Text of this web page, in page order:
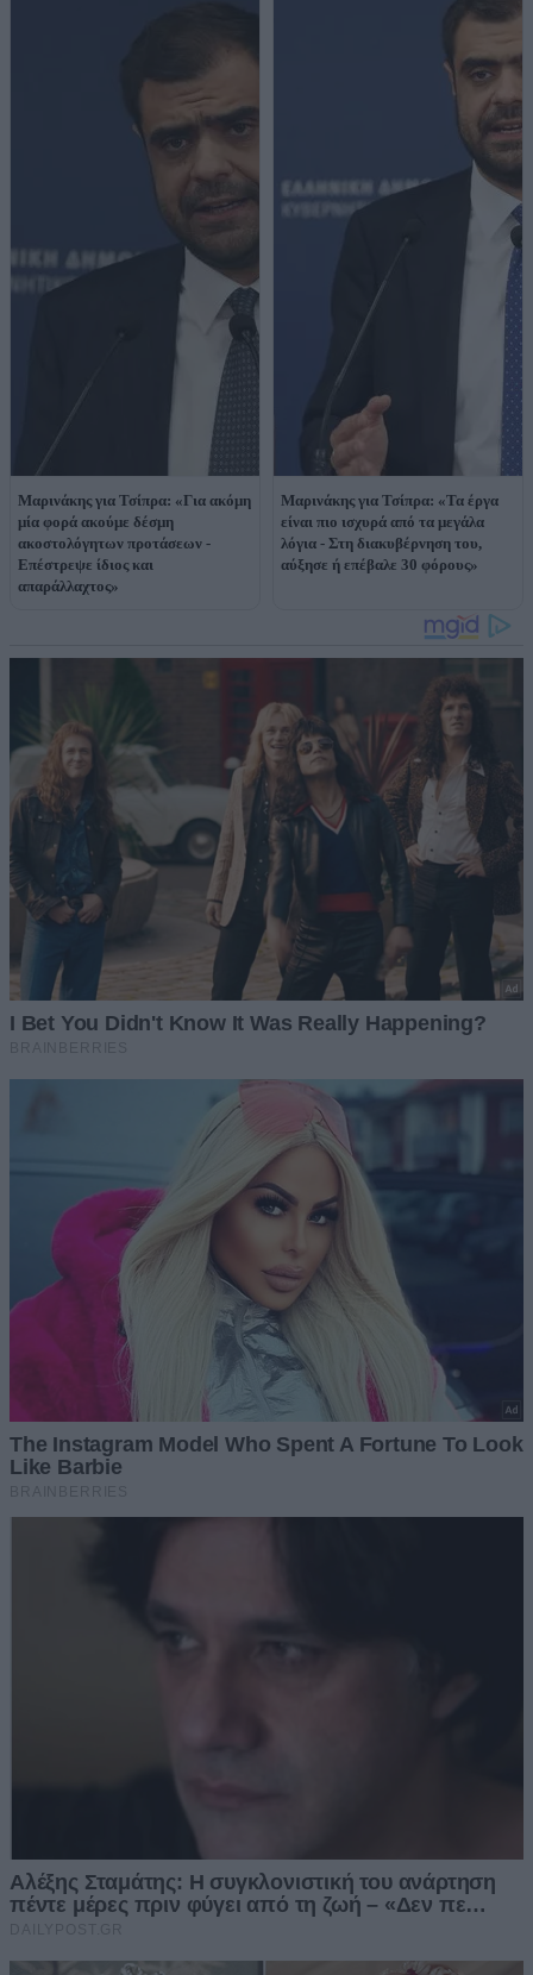
Μαρινάκης για Τσίπρα: «Για ακόμη
μία φορά ακούμε δέσμη
ακοστολόγητων προτάσεων -
Επέστρεψε ίδιος και
απαράλλαχτος»
Μαρινάκης για Τσίπρα: «Τα έργα
είναι πιο ισχυρά από τα μεγάλα
λόγια - Στη διακυβέρνηση του,
αύξησε ή επέβαλε 30 φόρους»